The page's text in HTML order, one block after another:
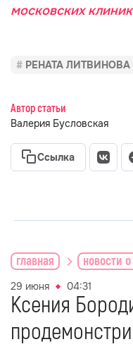
московских
РЕНАТА ЛИТВИНОВА
Автор статьи
Валерия Бусловская
Ссылка
главная новости
29 июня 04:31
Ксения